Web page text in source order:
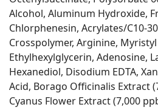
Alcohol, Aluminum Hydroxide,
Chlorphenesin, Acrylates/C10-
Crosspolymer, Arginine,
Ethylhexylglycerin, Adenosine,
Hexanediol, Disodium EDTA,
Acid, Borago Officinalis Extract
Cyanus Flower Extract (7,000